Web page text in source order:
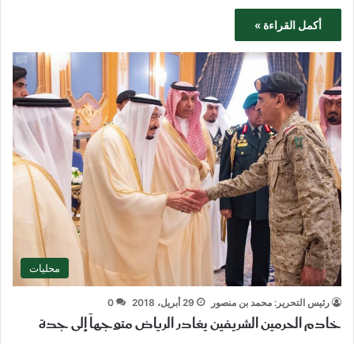
أكمل القراءة »
محليات
رئيس التحرير: محمد بن منصور 29 أبريل، 2018 0
خادم الحرمين الشريفين يغادر الرياض متوجهاً إلى جدة